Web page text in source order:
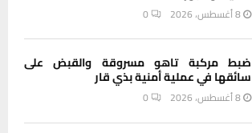
8 أغسطس، 2026 0
ضبط مركبة تاهو مسروقة والقبض على
سائقها في عملية أمنية بذي قار
8 أغسطس، 2026 0